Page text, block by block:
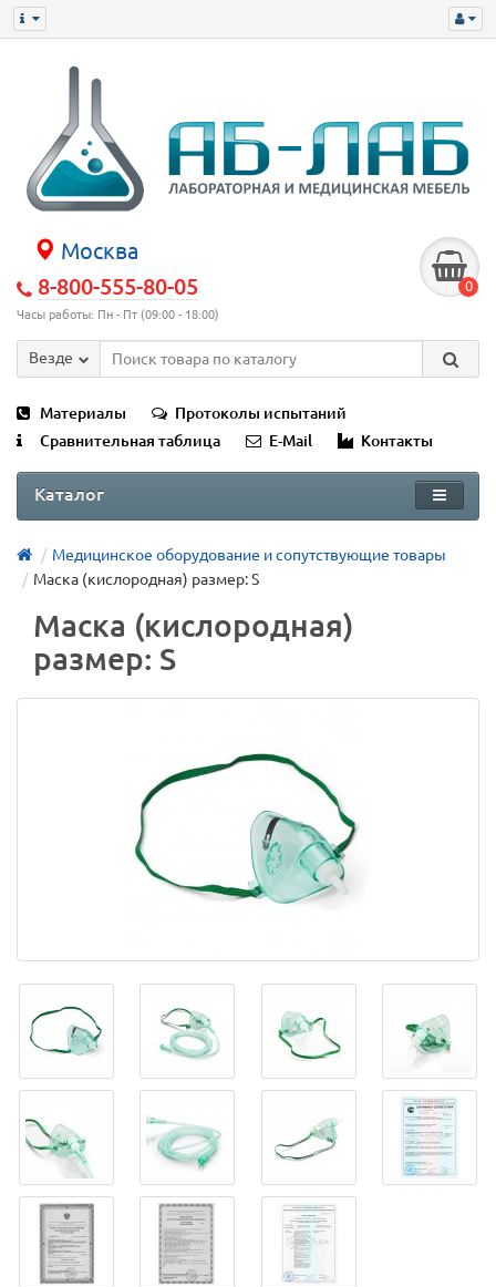
Москва
8-800-555-80-05
Часы работы: Пн - Пт (09:00 - 18:00)
0
Везде
Материалы
Протоколы испытаний
Сравнительная таблица
E-Mail Контакты
Каталог
Медицинское оборудование и сопутствующие товары
Маска (кислородная) размер: S
Маска (кислородная)
размер: S